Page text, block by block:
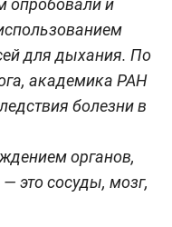
для дыхания. По
академика РАН
болезни в
органов,
это сосуды, мозг,